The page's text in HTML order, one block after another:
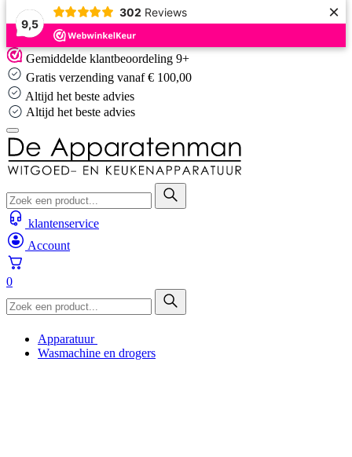
9,5
302 Reviews ×
Skip
to
content
Gemiddelde klantbeoordeling 9+
Gratis verzending vanaf € 100,00
Altijd het beste advies
Altijd het beste advies
klantenservice
Account
0
Apparatuur
Wasmachine en drogers